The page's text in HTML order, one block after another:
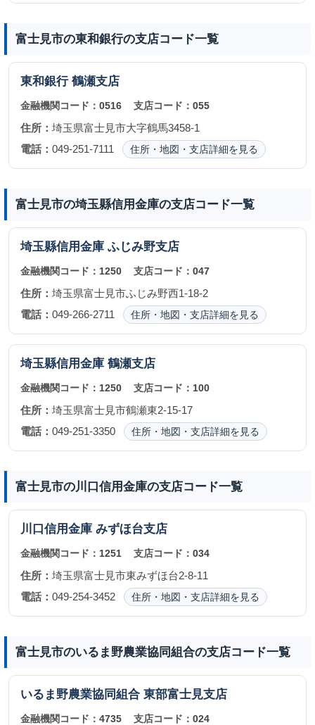
富士見市の東和銀行の支店コード一覧
東和銀行 鶴瀬支店
金融機関コード： 0516 支店コード：055
住所： 埼玉県富士見市大字鶴馬3458-1
電話： 049-251-7111 住所・地図・支店詳細を見る
富士見市の埼玉縣信用金庫の支店コード一覧
埼玉縣信用金庫 ふじみ野支店
金融機関コード： 1250 支店コード：047
住所： 埼玉県富士見市ふじみ野西1-18-2
電話： 049-266-2711 住所・地図・支店詳細を見る
埼玉縣信用金庫 鶴瀬支店
金融機関コード： 1250 支店コード： 100
住所： 埼玉県富士見市鶴瀬東2-15-17
電話： 049-251-3350 住所・地図・支店詳細を見る
富士見市の川口信用金庫の支店コード一覧
川口信用金庫 みずほ台支店
金融機関コード： 1251 支店コード：034
住所： 埼玉県富士見市東みずほ台2-8-11
電話： 049-254-3452 住所・地図・支店詳細を見る
富士見市のいるま野農業協同組合の支店コード一覧
いるま野農業協同組合 東部富士見支店
金融機関コード： 4735 支店コード：024